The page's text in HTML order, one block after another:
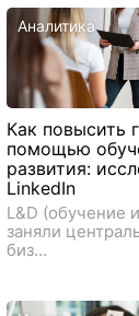
Аналитика
Как повысить
помощью
развития:
LinkedIn
L&D (обучение
заняли
биз...